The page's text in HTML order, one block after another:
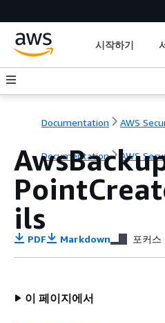
시작하기
Documentation AWS
Documentation AWS
ils
PDF Markdown 포커스
이 페이지에서